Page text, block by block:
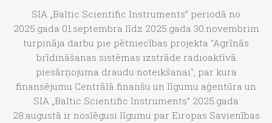
SIA „Baltic Scientific Instruments” periodā no
2025.gada 01.septembra līdz 2025.gada 30.novembrim
turpināja darbu pie pētniecības projekta "Agrīnās
brīdināšanas sistēmas izstrāde radioaktīvā
piesārņojuma draudu noteikšanai", par kura
finansējumu Centrālā finanšu un līgumu aģentūra un
SIA „Baltic Scientific Instruments” 2025.gada
28.augustā ir noslēgusi līgumu par Eiropas Savienības